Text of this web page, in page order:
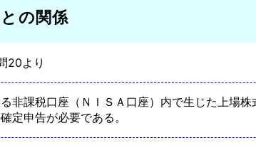
の関係
20より
非課税口座（ＮＩＳＡ口座）内で生じた上場
定申告が必要である。